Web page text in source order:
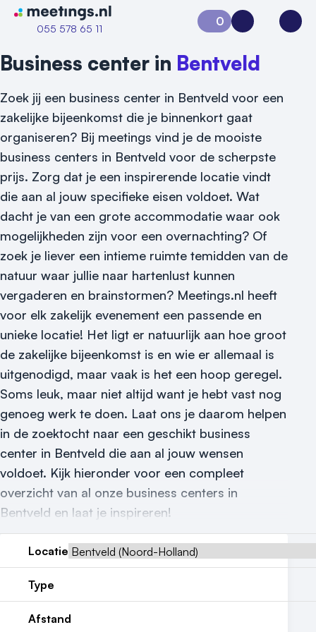
Naar home van Meetings
055 578 65 11
Vraag locatie aan
Locatiegids
Meld locatie aan
Nieuws
Reviews (5⭐️)
Contact
0
Aanvraag 0Inloggen
Business center in Bentveld
Zoek jij een business center in Bentveld voor een
zakelijke bijeenkomst die je binnenkort gaat
organiseren? Bij meetings vind je de mooiste
business centers in Bentveld voor de scherpste
prijs. Zorg dat je een inspirerende locatie vindt
die aan al jouw specifieke eisen voldoet. Wat
dacht je van een grote accommodatie waar ook
mogelijkheden zijn voor een overnachting? Of
zoek je liever een intieme ruimte temidden van de
natuur waar jullie naar hartenlust kunnen
vergaderen en brainstormen? Meetings.nl heeft
voor elk zakelijk evenement een passende en
unieke locatie! Het ligt er natuurlijk aan hoe groot
de zakelijke bijeenkomst is en wie er allemaal is
uitgenodigd, maar vaak is het een hoop geregel.
Soms leuk, maar niet altijd want je hebt vast nog
genoeg werk te doen. Laat ons je daarom helpen
in de zoektocht naar een geschikt business
center in Bentveld die aan al jouw wensen
voldoet. Kijk hieronder voor een compleet
overzicht van al onze business centers in
Bentveld en laat je inspireren!
Locatie
Type
Afstand